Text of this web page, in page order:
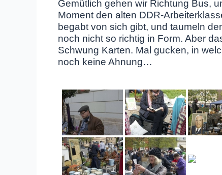
Gemütlich gehen wir Richtung Bus,
Moment den alten DDR-
begabt von sich gibt, und taumeln
noch nicht so richtig in Form. Aber
Schwung Karten. Mal gucken, in
noch keine Ahnung…